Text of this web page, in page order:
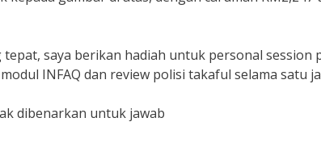
tepat, saya berikan hadiah untuk personal
INFAQ dan review polisi takaful selama satu
dibenarkan untuk jawab